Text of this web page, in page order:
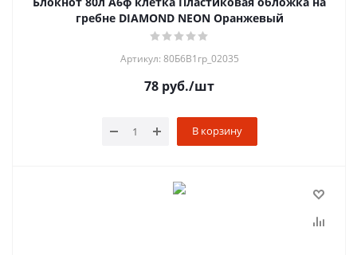
гребне DIAMOND NEON Оранжевый
Артикул: 80Б6B1гр_02035
78 руб./шт
В корзину